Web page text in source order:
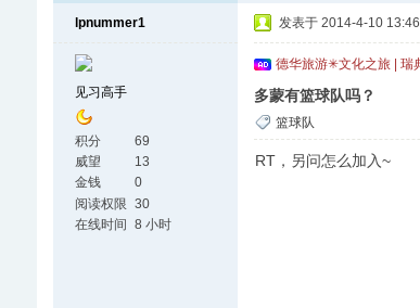
lpnummer1
见习高手
积分
69
威望
13
金钱
0
阅读权限 30
在线时间 8 小时
发表于 2014-4-10 13:46
德华旅游✳文化之旅 | 瑞
多蒙有篮球队吗？
篮球队
RT，另问怎么加入~